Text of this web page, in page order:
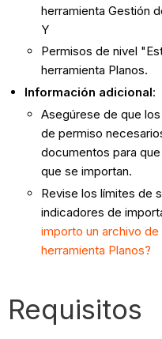
herramienta Gestión
Y
Permisos de nivel
herramienta Planos.
Información adicional:
Asegúrese de que
de permiso
documentos para
que se importan.
Revise los límites de
indicadores de
importo un archivo
herramienta Planos?
Requisitos